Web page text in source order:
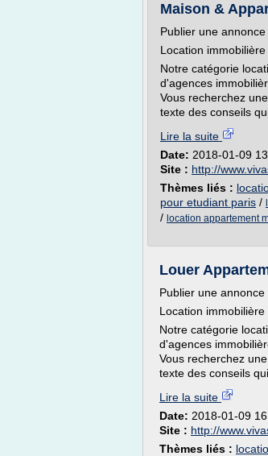
Maison &
Publier une annonce
Location
Notre catégorie
d'agences
Vous recherchez
texte des conseils
Lire la suite
Date: 2018-01-09
Site : http://
Thèmes liés :
pour etudiant paris /
/ location appartement
Louer
Publier une annonce
Location
Notre catégorie
d'agences
Vous recherchez
texte des conseils
Lire la suite
Date: 2018-01-09
Site : http://
Thèmes liés :